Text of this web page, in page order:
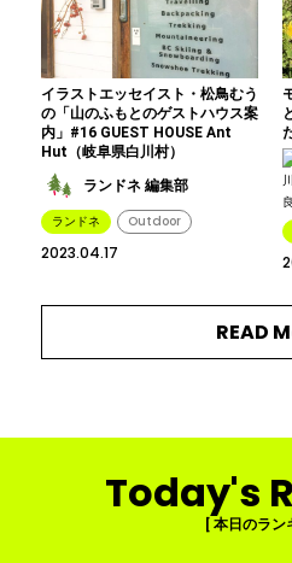
イラストエッセイスト・松鳥むう
の「山のふもとのゲストハウス案
内」#16 GUEST HOUSE Ant
Hut（岐阜県白川村）
ランドネ 編集部
ランドネ Outdoor
2023.04.17
READ
Today's
[ 本日のラン